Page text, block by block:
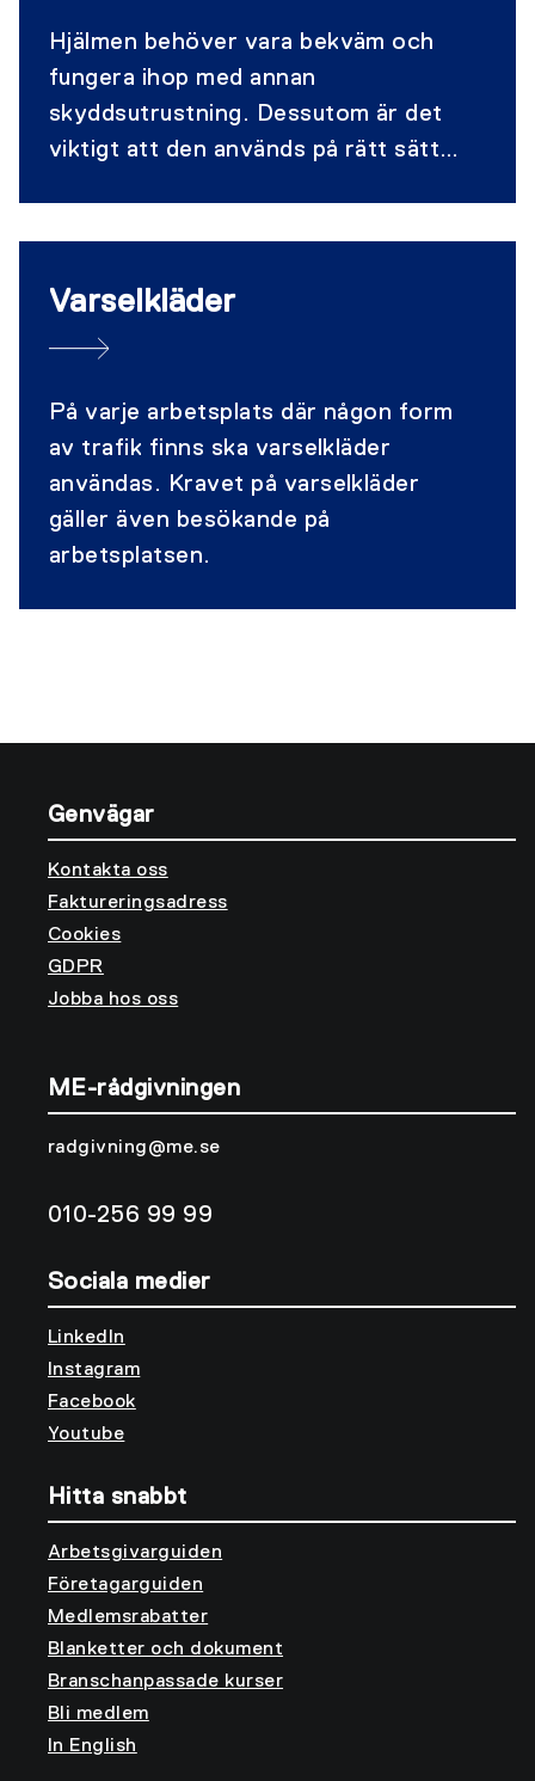
Hjälmen behöver vara bekväm och
fungera ihop med annan
skyddsutrustning. Dessutom är det
viktigt att den används på rätt sätt
Varselkläder
På varje arbetsplats där någon form
av trafik finns ska varselkläder
användas. Kravet på varselkläder
gäller även besökande på
arbetsplatsen.
Genvägar
Kontakta oss
Faktureringsadress
Cookies
GDPR
Jobba hos oss
ME-rådgivningen
radgivning@me.se
010-256 99 99
Sociala medier
LinkedIn
Instagram
Facebook
Youtube
Hitta snabbt
Arbetsgivarguiden
Företagarguiden
Medlemsrabatter
Blanketter och dokument
Branschanpassade kurser
Bli medlem
In English